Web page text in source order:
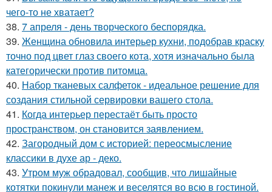
чего-то не хватает?
38. 7 апреля - день творческого беспорядка.
39. Женщина обновила интерьер кухни, подобрав краску
точно под цвет глаз своего кота, хотя изначально была
категорически против питомца.
40. Набор тканевых салфеток - идеальное решение для
создания стильной сервировки вашего стола.
41. Когда интерьер перестаёт быть просто
пространством, он становится заявлением.
42. Загородный дом с историей: переосмысление
классики в духе ар - деко.
43. Утром муж обрадовал, сообщив, что лишайные
котятки покинули манеж и веселятся во всю в гостиной.